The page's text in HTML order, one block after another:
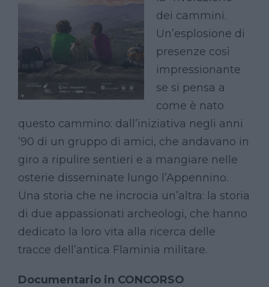
dei cammini.
Un’esplosione di
presenze così
impressionante
se si pensa a
come è nato
questo cammino: dall’iniziativa negli anni
’90 di un gruppo di amici, che andavano in
giro a ripulire sentieri e a mangiare nelle
osterie disseminate lungo l’Appennino.
Una storia che ne incrocia un’altra: la storia
di due appassionati archeologi, che hanno
dedicato la loro vita alla ricerca delle
tracce dell’antica Flaminia militare.
Documentario in CONCORSO